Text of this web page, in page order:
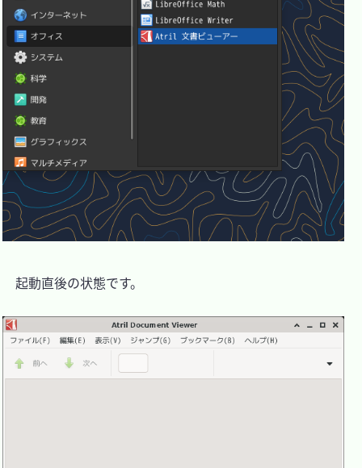
起動直後の状態です。